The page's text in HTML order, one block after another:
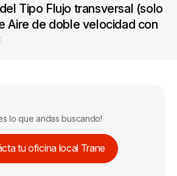
Tipo Flujo transversal (solo
Aire de doble velocidad con
lo que andas buscando!
tu oficina local Trane